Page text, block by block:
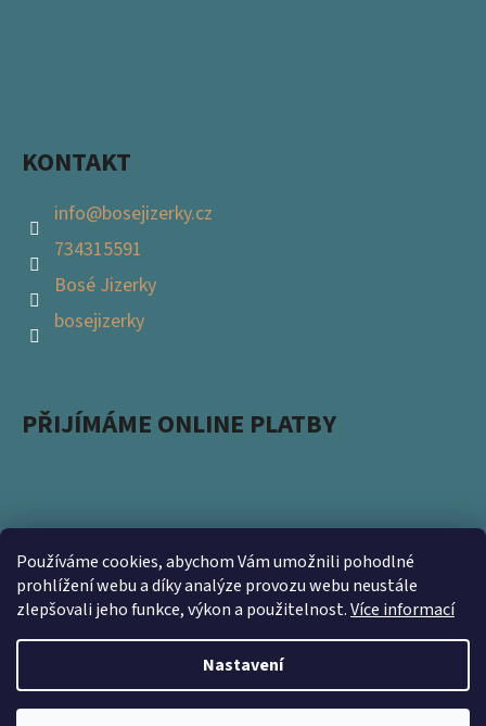
Používáme cookies, abychom Vám umožnili pohodlné
prohlížení webu a díky analýze provozu webu neustále
zlepšovali jeho funkce, výkon a použitelnost.Více informací
Nastavení
KONTAKT
info@bosejizerky.cz
734315591
Bosé Jizerky
bosejizerky
PŘIJÍMÁME ONLINE PLATBY
Podpořte s námi přírodu a zapojte se do projektu
Ukliďme Česko. Nevyhazujte použité obaly a přineste
nám je na prodejnu https://www.kamsnim.cz/
Vytvořil Shoptet